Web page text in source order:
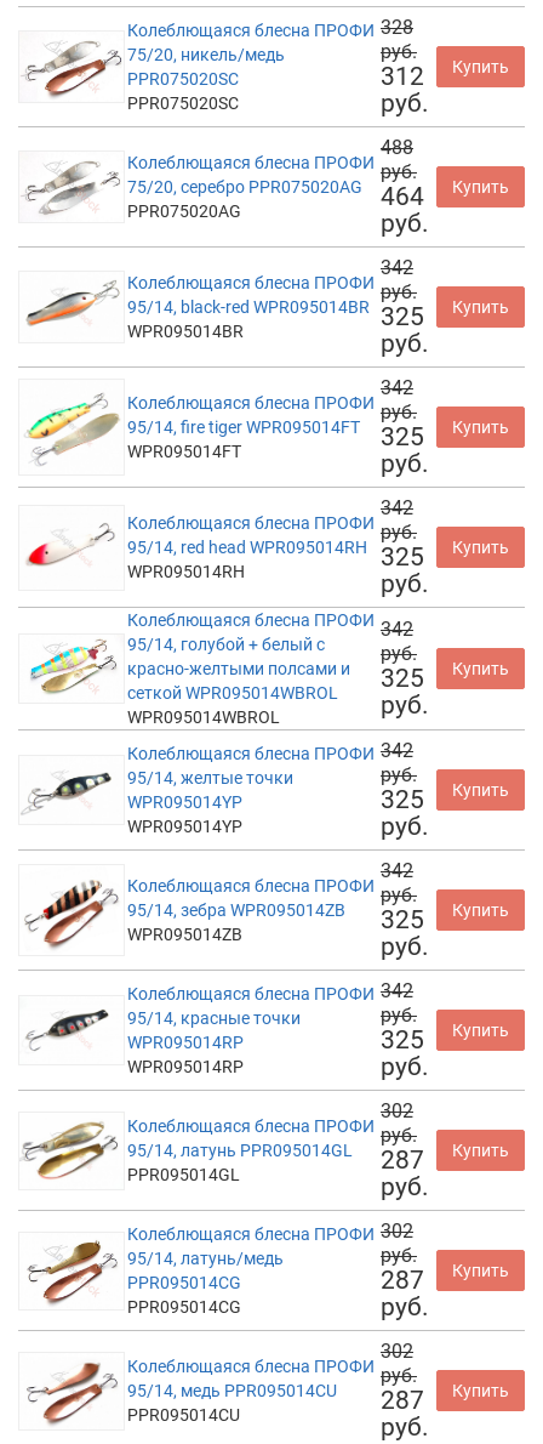
Колеблющаяся блесна ПРОФИ
75/20, никель/медь
PPR075020SC
PPR075020SC
328
руб.
312
руб.
Купить
Колеблющаяся блесна ПРОФИ
75/20, серебро PPR075020AG
PPR075020AG
488
руб.
464
руб.
Купить
Колеблющаяся блесна ПРОФИ
95/14, black-red WPR095014BR
WPR095014BR
342
руб.
325
руб.
Купить
Колеблющаяся блесна ПРОФИ
95/14, fire tiger WPR095014FT
WPR095014FT
342
руб.
325
руб.
Купить
Колеблющаяся блесна ПРОФИ
95/14, red head WPR095014RH
WPR095014RH
342
руб.
325
руб.
Купить
Колеблющаяся блесна ПРОФИ
95/14, голубой + белый с
красно-желтыми полсами и
сеткой WPR095014WBROL
WPR095014WBROL
342
руб.
325
руб.
Купить
Колеблющаяся блесна ПРОФИ
95/14, желтые точки
WPR095014YP
WPR095014YP
342
руб.
325
руб.
Купить
Колеблющаяся блесна ПРОФИ
95/14, зебра WPR095014ZB
WPR095014ZB
342
руб.
325
руб.
Купить
Колеблющаяся блесна ПРОФИ
95/14, красные точки
WPR095014RP
WPR095014RP
342
руб.
325
руб.
Купить
Колеблющаяся блесна ПРОФИ
95/14, латунь PPR095014GL
PPR095014GL
302
руб.
287
руб.
Купить
Колеблющаяся блесна ПРОФИ
95/14, латунь/медь
PPR095014CG
PPR095014CG
302
руб.
287
руб.
Купить
Колеблющаяся блесна ПРОФИ
95/14, медь PPR095014CU
PPR095014CU
302
руб.
287
руб.
Купить